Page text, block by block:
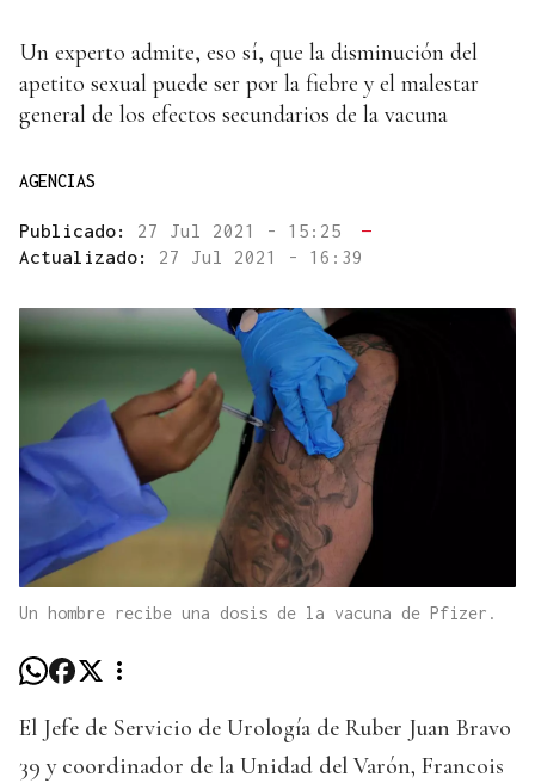
Un experto admite, eso sí, que la disminución del
apetito sexual puede ser por la fiebre y el malestar
general de los efectos secundarios de la vacuna
AGENCIAS
Publicado: 27 Jul 2021 - 15:25
—
Actualizado: 27 Jul 2021 - 16:39
Un hombre recibe una dosis de la vacuna de Pfizer.
El Jefe de Servicio de Urología de Ruber Juan Bravo
39 y coordinador de la Unidad del Varón, Francois